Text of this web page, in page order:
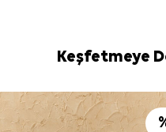
Keşfetmeye